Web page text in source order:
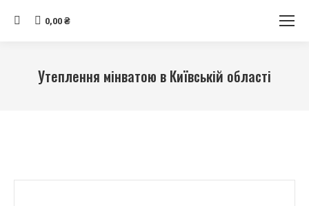
Search:0,00 ₴
Утеплення мінватою в Київській області